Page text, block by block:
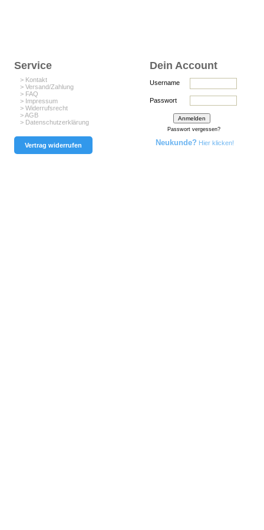
Service
> Kontakt
> Versand/Zahlung
> FAQ
> Impressum
> Widerrufsrecht
> AGB
> Datenschutzerklärung
Vertrag widerrufen
Dein Account
Username
Passwort
Passwort vergessen?
Neukunde? Hier klicken!